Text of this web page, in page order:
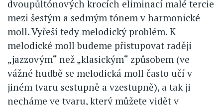
dvoupůltónových krocích eliminací malé tercie
mezi šestým a sedmým tónem v harmonické
moll. Vyřeší tedy melodický problém. K
melodické moll budeme přistupovat raději
„jazzovým“ než „klasickým“ způsobem (ve
vážné hudbě se melodická moll často učí v
jiném tvaru sestupně a vzestupně), a tak ji
necháme ve tvaru, který můžete vidět v